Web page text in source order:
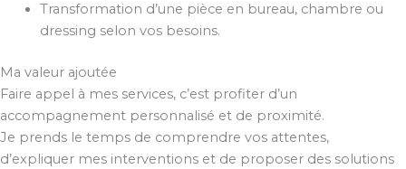
Transformation d’une pièce en bureau, chambre ou
dressing selon vos besoins.
Ma valeur ajoutée
Faire appel à mes services, c’est profiter d’un
accompagnement personnalisé et de proximité.
Je prends le temps de comprendre vos attentes,
d’expliquer mes interventions et de proposer des solutions